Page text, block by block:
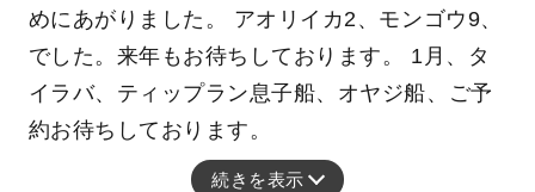
めにあがりました。 アオリイカ2、モンゴウ9、
でした。来年もお待ちしております。 1月、タ
イラバ、ティップラン息子船、オヤジ船、ご予
約お待ちしております。
続きを表示